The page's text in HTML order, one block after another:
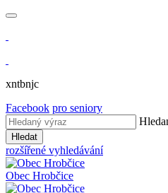
xntbnjc
Facebook pro seniory
Hledat
rozšířené vyhledávání
Obec Hrobčice